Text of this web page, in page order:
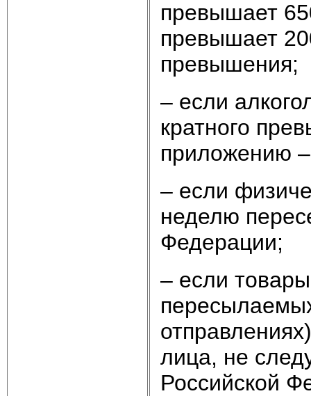
превышает
превышает
превышения;
– если
кратного
приложению
– если
неделю
Федерации;
– если
лица, не
Российской